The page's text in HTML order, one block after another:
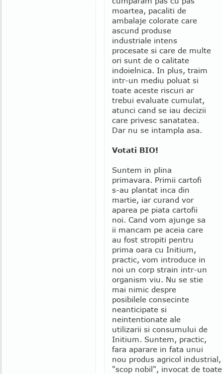
moartea, pacaliti de
ambalaje colorate care
ascund produse
industriale intens
procesate si care de multe
ori sunt de o calitate
indoielnica. In plus, traim
intr-un mediu poluat si
toate aceste riscuri ar
trebui evaluate cumulat,
atunci cand se iau decizii
care privesc sanatatea.
Dar nu se intampla asa.
Votati BIO!
Suntem in plina
primavara. Primii cartofi
s-au plantat inca din
martie, iar curand vor
aparea pe piata cartofii
noi. Cand vom ajunge sa
ii mancam pe aceia care
au fost stropiti pentru
prima oara cu Initium,
practic, vom introduce in
noi un corp strain intr-un
organism viu. Nu se stie
mai nimic despre
posibilele consecinte
neanticipate si
neintentionate ale
utilizarii si consumului de
Initium. Suntem, practic,
fara aparare in fata unui
nou produs agricol
"scop nobil", invocat de